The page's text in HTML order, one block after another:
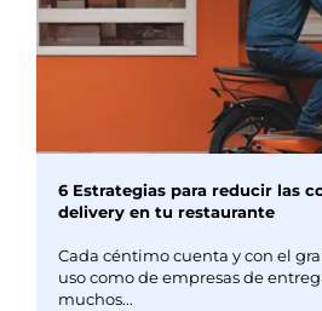
6 Estrategias para reducir las
delivery en tu restaurante
Cada céntimo cuenta y con el
uso como de empresas de
muchos...